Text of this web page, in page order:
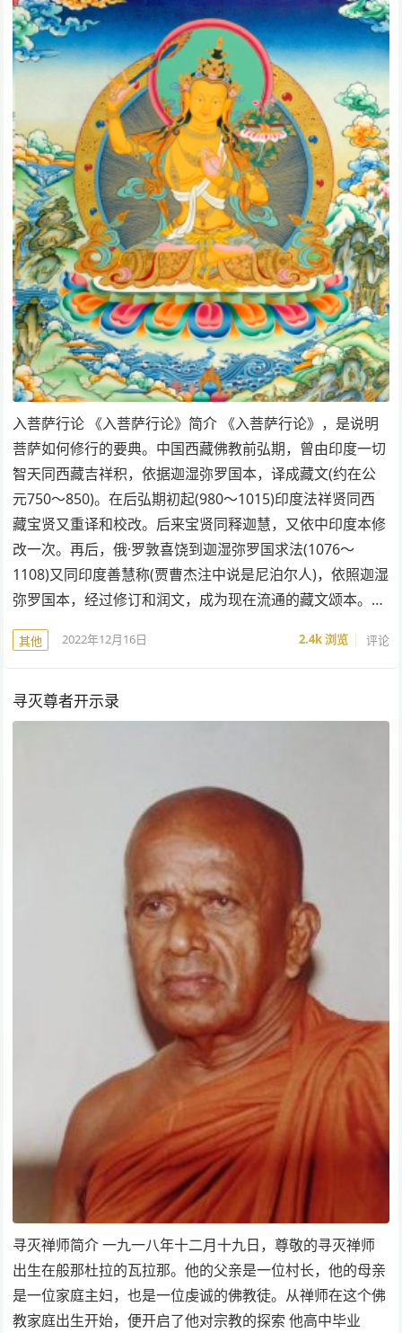
入菩萨行论 《入菩萨行论》简介 《入菩萨行论》，是说明
菩萨如何修行的要典。中国西藏佛教前弘期，曾由印度一切
智天同西藏吉祥积，依据迦湿弥罗国本，译成藏文(约在公
元750～850)。在后弘期初起(980～1015)印度法祥贤同西
藏宝贤又重译和校改。后来宝贤同释迦慧，又依中印度本修
改一次。再后，俄·罗敦喜饶到迦湿弥罗国求法(1076～
1108)又同印度善慧称(贾曹杰注中说是尼泊尔人)，依照迦湿
弥罗国本，经过修订和润文，成为现在流通的藏文颂本。…
其他 2022年12月16日 2.4k浏览 评论
寻灭尊者开示录
寻灭禅师简介 一九一八年十二月十九日，尊敬的寻灭禅师
出生在般那杜拉的瓦拉那。他的父亲是一位村长，他的母亲
是一位家庭主妇，也是一位虔诚的佛教徒。从禅师在这个佛
教家庭出生开始，便开启了他对宗教的探索 他高中毕业